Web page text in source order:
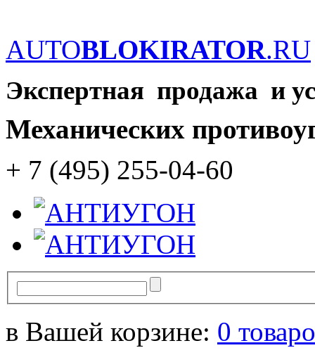
AUTOBLOKIRATOR.RU
Экспертная продажа и
Механических
+ 7 (495) 255-04-60
в Вашей корзине: 0